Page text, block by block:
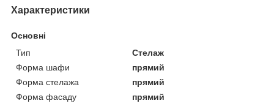
Характеристики
Основні
Тип
Стелаж
Форма шафи
прямий
Форма стелажа
прямий
Форма фасаду
прямий